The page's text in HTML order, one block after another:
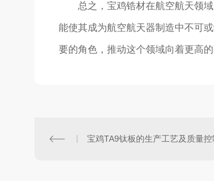
总之，宝鸡锆材在航空航天领
能使其成为航空航天器制造中不可
要的角色，推动这个领域向着更高的
宝鸡TA9钛板的生产工艺及质量